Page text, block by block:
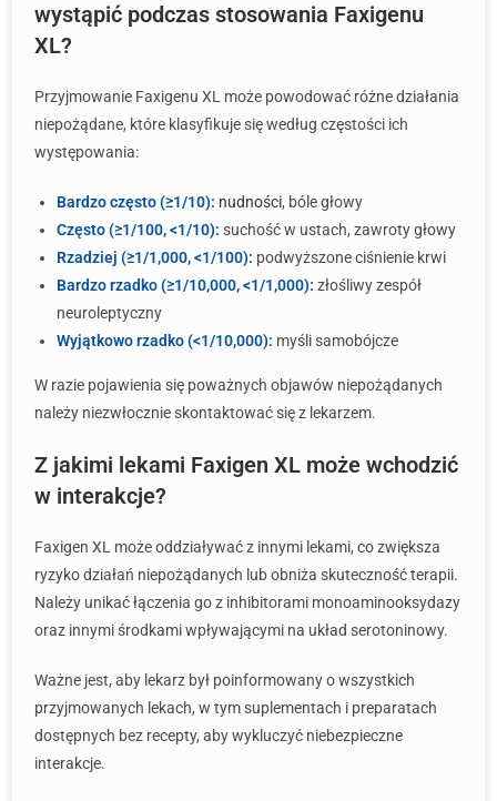
wystąpić podczas stosowania Faxigenu
XL?
Przyjmowanie Faxigenu XL może powodować różne działania
niepożądane, które klasyfikuje się według częstości ich
występowania:
Bardzo często (≥1/10): nudności, bóle głowy
Często (≥1/100, <1/10): suchość w ustach, zawroty głowy
Rzadziej (≥1/1,000, <1/100): podwyższone ciśnienie krwi
Bardzo rzadko (≥1/10,000, <1/1,000): złośliwy zespół
neuroleptyczny
Wyjątkowo rzadko (<1/10,000): myśli samobójcze
W razie pojawienia się poważnych objawów niepożądanych
należy niezwłocznie skontaktować się z lekarzem.
Z jakimi lekami Faxigen XL może wchodzić
w interakcje?
Faxigen XL może oddziaływać z innymi lekami, co zwiększa
ryzyko działań niepożądanych lub obniża skuteczność terapii.
Należy unikać łączenia go z inhibitorami monoaminooksydazy
oraz innymi środkami wpływającymi na układ serotoninowy.
Ważne jest, aby lekarz był poinformowany o wszystkich
przyjmowanych lekach, w tym suplementach i preparatach
dostępnych bez recepty, aby wykluczyć niebezpieczne
interakcje.